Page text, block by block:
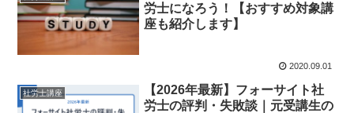
労士になろう！【おすすめ対象講
座も紹介します】
2020.09.01
社労士講座
【2026年最新】フォーサイト社
労士の評判・失敗談｜元受講生の